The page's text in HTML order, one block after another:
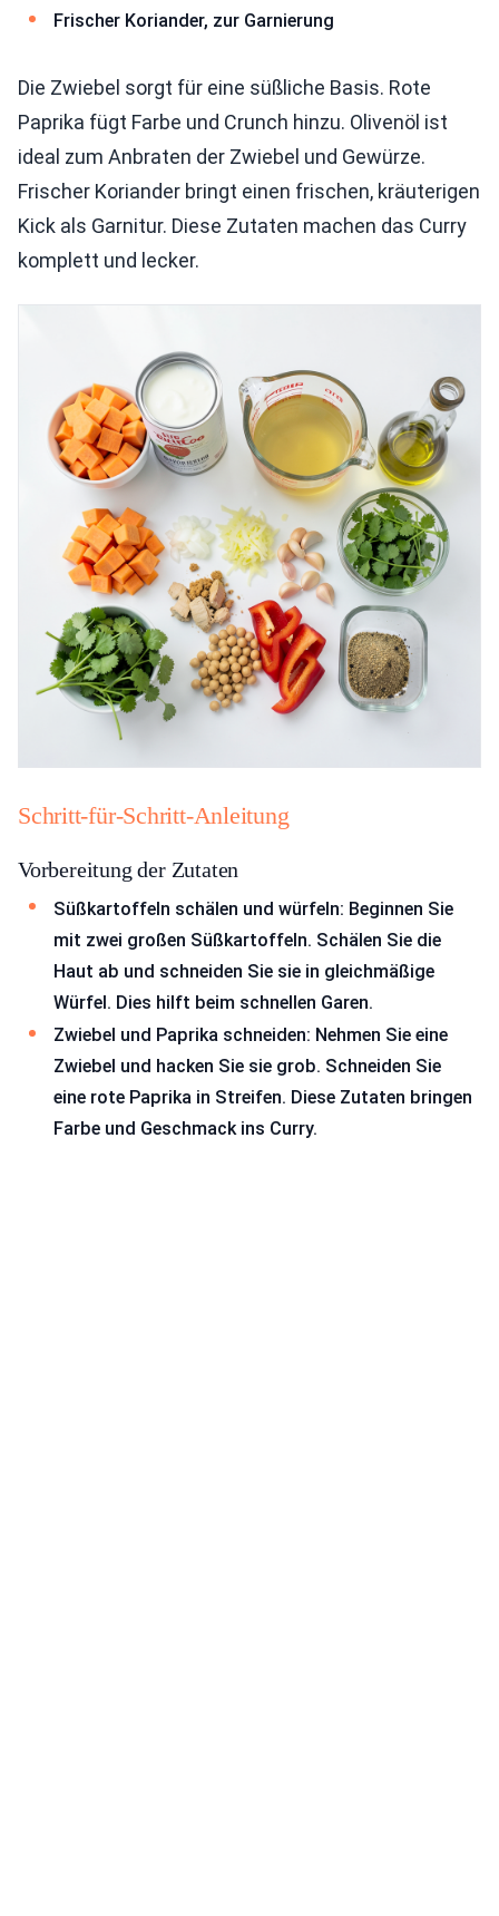
Frischer Koriander, zur Garnierung
Die Zwiebel sorgt für eine süßliche Basis. Rote
Paprika fügt Farbe und Crunch hinzu. Olivenöl ist
ideal zum Anbraten der Zwiebel und Gewürze.
Frischer Koriander bringt einen frischen, kräuterigen
Kick als Garnitur. Diese Zutaten machen das Curry
komplett und lecker.
Schritt-für-Schritt-Anleitung
Vorbereitung der Zutaten
Süßkartoffeln schälen und würfeln: Beginnen Sie
mit zwei großen Süßkartoffeln. Schälen Sie die
Haut ab und schneiden Sie sie in gleichmäßige
Würfel. Dies hilft beim schnellen Garen.
Zwiebel und Paprika schneiden: Nehmen Sie eine
Zwiebel und hacken Sie sie grob. Schneiden Sie
eine rote Paprika in Streifen. Diese Zutaten bringen
Farbe und Geschmack ins Curry.